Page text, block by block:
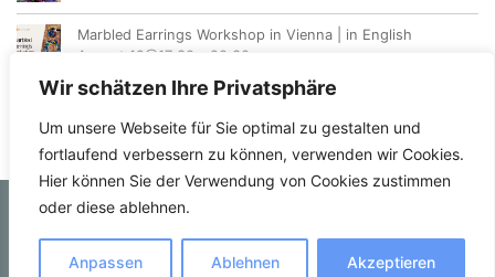
Wir schätzen Ihre Privatsphäre
Um unsere Webseite für Sie optimal zu gestalten und
fortlaufend verbessern zu können, verwenden wir Cookies.
Hier können Sie der Verwendung von Cookies zustimmen
oder diese ablehnen.
Anpassen Ablehnen Akzeptieren
Marbled Earrings Workshop in Vienna | in English
August 12@17:30
20:30
Kontakt Datenschutzerklärung Impressum